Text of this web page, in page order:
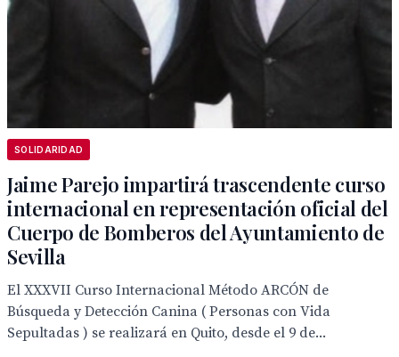
SOLIDARIDAD
Jaime Parejo impartirá trascendente curso
internacional en representación oficial del
Cuerpo de Bomberos del Ayuntamiento de
Sevilla
El XXXVII Curso Internacional Método ARCÓN de
Búsqueda y Detección Canina ( Personas con Vida
Sepultadas ) se realizará en Quito, desde el 9 de...